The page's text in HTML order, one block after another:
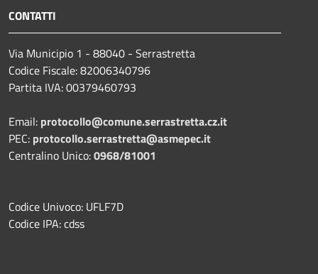
CONTATTI
Via Municipio 1 - 88040 - Serrastretta
Codice Fiscale: 82006340796
Partita IVA: 00379460793
Email: protocollo@comune.serrastretta.cz.it
PEC: protocollo.serrastretta@asmepec.it
Centralino Unico:0968/81001
Codice Univoco: UFLF7D
Codice IPA: cdss